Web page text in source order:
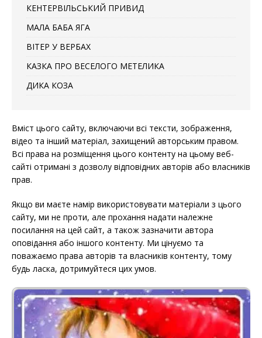
КЕНТЕРВІЛЬСЬКИЙ ПРИВИД
МАЛА БАБА ЯГА
ВІТЕР У ВЕРБАХ
КАЗКА ПРО ВЕСЕЛОГО МЕТЕЛИКА
ДИКА КОЗА
Вміст цього сайту, включаючи всі тексти, зображення,
відео та інший матеріал, захищений авторським правом.
Всі права на розміщення цього контенту на цьому веб-
сайті отримані з дозволу відповідних авторів або власників
прав.
Якщо ви маєте намір використовувати матеріали з цього
сайту, ми не проти, але прохання надати належне
посилання на цей сайт, а також зазначити автора
оповідання або іншого контенту. Ми цінуємо та
поважаємо права авторів та власників контенту, тому
будь ласка, дотримуйтеся цих умов.